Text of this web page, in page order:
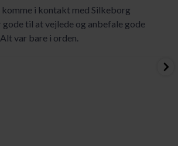
komme i kontakt med Silkeborg
gode til at vejlede og anbefale gode
var bare i orden.